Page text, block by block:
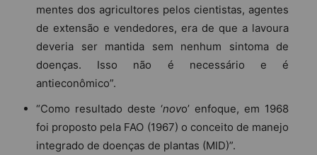
mentes dos agricultores pelos cientistas, agentes
de extensão e vendedores, era de que a lavoura
deveria ser mantida sem nenhum sintoma de
doenças. Isso não é necessário e é
antieconômico”.
“Como resultado deste ‘novo’ enfoque, em 1968
foi proposto pela FAO (1967) o conceito de manejo
integrado de doenças de plantas (MID)”.